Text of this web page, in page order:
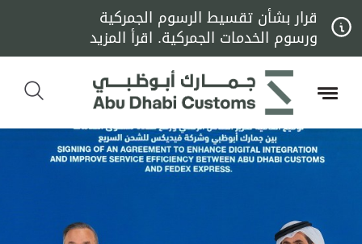
قرار بشأن تقسيط الرسوم الجمركية
ورسوم الخدمات الجمركية. اقرأ المزيد